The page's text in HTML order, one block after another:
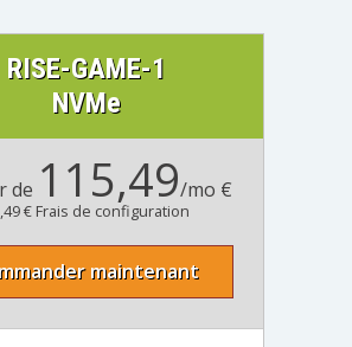
RISE-GAME-1
NVMe
de 115,49/mo €
€ Frais de configuration
maintenant